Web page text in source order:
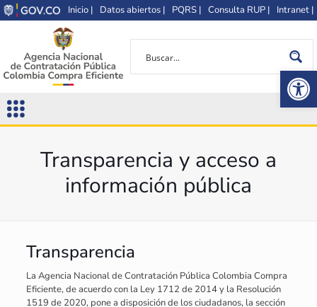
Inicio | Datos abiertos | PQRS | Consulta RUP | Intranet |
Transparencia y acceso a
información pública
Transparencia
La Agencia Nacional de Contratación Pública Colombia Compra
Eficiente, de acuerdo con la Ley 1712 de 2014 y la Resolución
1519 de 2020, pone a disposición de los ciudadanos, la sección